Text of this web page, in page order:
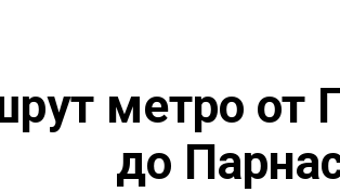
метро от
до